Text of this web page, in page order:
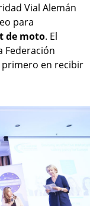
Vial Alemán
para
de moto. El
Federación
primero en recibir